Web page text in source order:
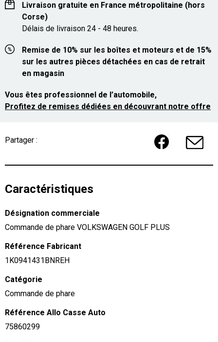
Livraison gratuite en France métropolitaine (hors
Corse)
Délais de livraison 24 - 48 heures.
Remise de 10% sur les boîtes et moteurs et de 15%
sur les autres pièces détachées en cas de retrait
en magasin
Vous êtes professionnel de l’automobile,
Profitez de remises dédiées en découvrant notre offre
Partager :
Caractéristiques
Désignation commerciale
Commande de phare VOLKSWAGEN GOLF PLUS
Référence Fabricant
1K0941431BNREH
Catégorie
Commande de phare
Référence Allo Casse Auto
75860299